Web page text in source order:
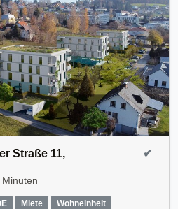
Straße 11,
Miete Wohneinheit
✔